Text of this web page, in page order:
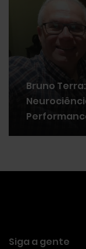
Bruno
Siga a gente